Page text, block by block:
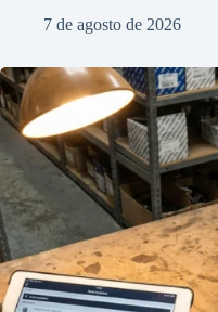
7 de agosto de 2026